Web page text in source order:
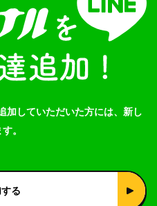
加していただいた方には、新し
。
る